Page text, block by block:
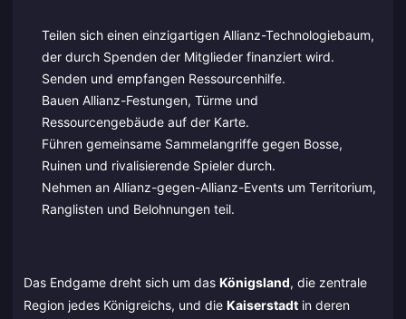
Teilen sich einen einzigartigen Allianz-Technologiebaum,
der durch Spenden der Mitglieder finanziert wird.
Senden und empfangen Ressourcenhilfe.
Bauen Allianz-Festungen, Türme und
Ressourcengebäude auf der Karte.
Führen gemeinsame Sammelangriffe gegen Bosse,
Ruinen und rivalisierende Spieler durch.
Nehmen an Allianz-gegen-Allianz-Events um Territorium,
Ranglisten und Belohnungen teil.
Das Endgame dreht sich um das Königsland, die zentrale
Region jedes Königreichs, und die Kaiserstadt in deren